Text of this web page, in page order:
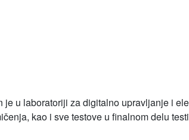
u laboratoriji za digitalno upravljanje i
kao i sve testove u finalnom delu